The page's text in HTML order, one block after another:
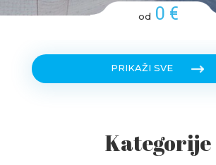
od 0 €
PRIKAŽI SVE
Kategorije